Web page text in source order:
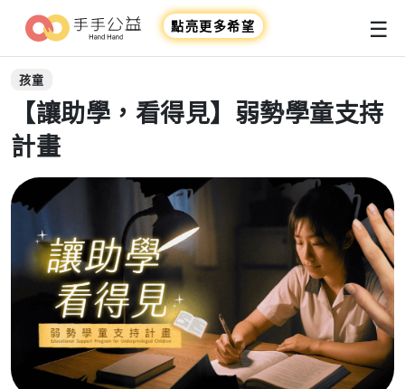
點亮更多希望 ☰
孩童
【讓助學，看得見】弱勢學童支持
計畫